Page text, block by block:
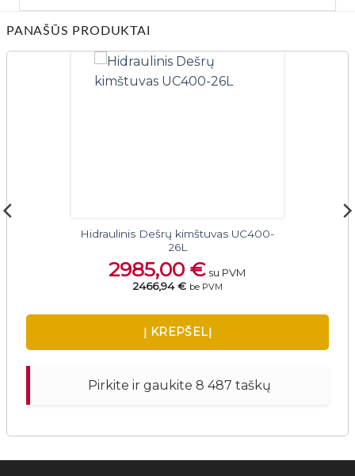
PANAŠŪS PRODUKTAI
Hidraulinis Dešrų kimštuvas UC400-
26L
2985,00€ su PVM
2466,94 € be PVM
Į KREPŠELĮ
Pirkite ir gaukite 8 487 taškų